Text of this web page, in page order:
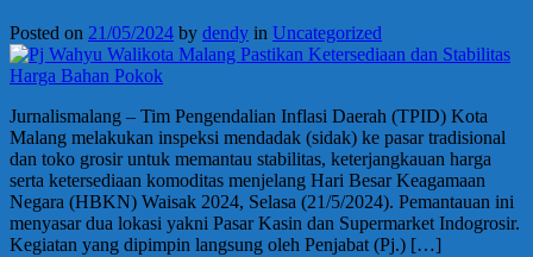
Posted on 21/05/2024 by dendy in Uncategorized
Jurnalismalang – Tim Pengendalian Inflasi Daerah (TPID) Kota
Malang melakukan inspeksi mendadak (sidak) ke pasar tradisional
dan toko grosir untuk memantau stabilitas, keterjangkauan harga
serta ketersediaan komoditas menjelang Hari Besar Keagamaan
Negara (HBKN) Waisak 2024, Selasa (21/5/2024). Pemantauan ini
menyasar dua lokasi yakni Pasar Kasin dan Supermarket Indogrosir.
Kegiatan yang dipimpin langsung oleh Penjabat (Pj.) […]